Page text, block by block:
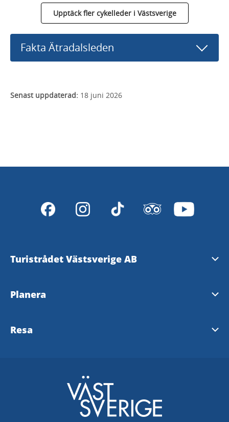
Upptäck fler cykelleder i Västsverige
Fakta Ätradalsleden
Senast uppdaterad: 18 juni 2026
Turistrådet Västsverige AB
Tipsa om evenemang
Turistrådet Västsverige AB
Planera
Nyhetsbrev från Västsverige
Tillgänglighetsguide - TD
Resa